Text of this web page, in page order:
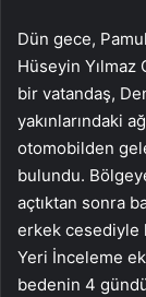
Dün gece,
Hüseyin Yılmaz
bir vatandaş,
yakınlarındaki
otomobilden
bulundu.
açtıktan sonra
erkek cesediyle
Yeri İnceleme
bedenin 4